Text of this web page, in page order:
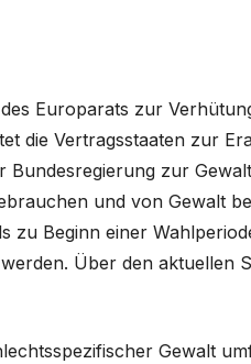
Europarats zur
die Vertragsstaaten zur
Bundesregierung zur
und von Gewalt
zu Beginn einer
Über den aktuellen
Gewalt